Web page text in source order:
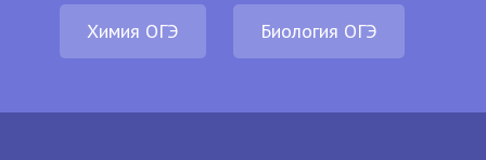
Химия ОГЭ Биология ОГЭ